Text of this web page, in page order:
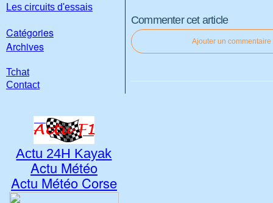
Commenter cet article
Ajouter un commentaire
Les circuits d'essais
Catégories
Archives
Tchat
Contact
Actu 24H Kayak
Actu Météo
Actu Météo Corse